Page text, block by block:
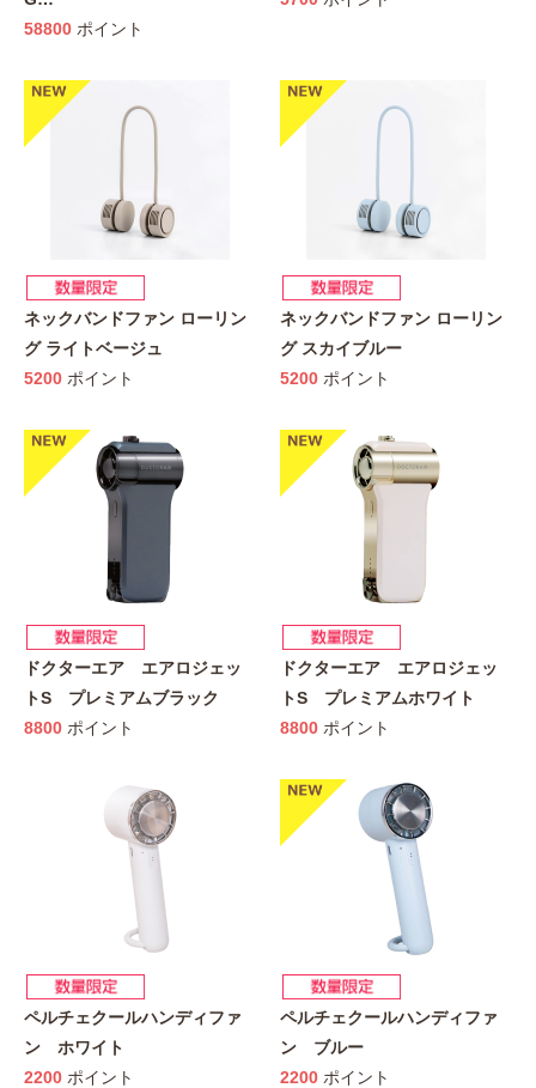
58800 ポイント
ネックバンドファン ローリン
グ ライトベージュ
5200 ポイント
ネックバンドファン ローリン
グ スカイブルー
5200 ポイント
ドクターエア エアロジェッ
トS プレミアムブラック
8800 ポイント
ドクターエア エアロジェッ
トS プレミアムホワイト
8800 ポイント
ペルチェクールハンディファ
ン ホワイト
2200 ポイント
ペルチェクールハンディファ
ン ブルー
2200 ポイント